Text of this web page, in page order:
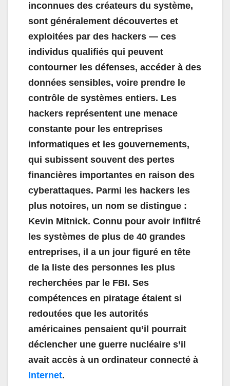
inconnues des créateurs du système,
sont généralement découvertes et
exploitées par des hackers — ces
individus qualifiés qui peuvent
contourner les défenses, accéder à des
données sensibles, voire prendre le
contrôle de systèmes entiers. Les
hackers représentent une menace
constante pour les entreprises
informatiques et les gouvernements,
qui subissent souvent des pertes
financières importantes en raison des
cyberattaques. Parmi les hackers les
plus notoires, un nom se distingue :
Kevin Mitnick. Connu pour avoir infiltré
les systèmes de plus de 40 grandes
entreprises, il a un jour figuré en tête
de la liste des personnes les plus
recherchées par le FBI. Ses
compétences en piratage étaient si
redoutées que les autorités
américaines pensaient qu’il pourrait
déclencher une guerre nucléaire s’il
avait accès à un ordinateur connecté à
Internet.